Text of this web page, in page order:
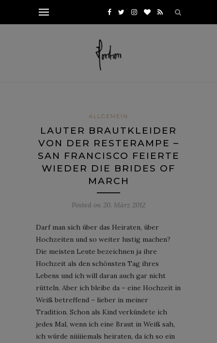
ALLGEMEIN
LAUTER BRAUTKLEIDER
VON DER RESTERAMPE –
SAN FRANCISCO FEIERTE
WIEDER DIE BRIDES OF
MARCH
Posted on 20. März 2012
Darf man sich über das Heiraten, über
Hochzeiten und so weiter lustig machen?
Die meisten Leute bezeichnen ja ihre
Hochzeit als den schönsten Tag ihres
Lebens und ich will daran auch gar nicht
rütteln. Aber ich bleibe da – eine Hochzeit in
Weiß betreffend – lieber in meiner
Tradition. Schon als Kind verkündete ich
jedes Mal, wenn ich eine Braut in Weiß sah,
ich würde niiiiiemals heiraten, da ich so ein